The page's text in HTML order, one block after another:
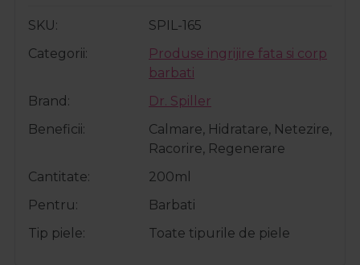
SKU
SPIL-165
Categorii
Produse ingrijire fata si corp
barbati
Brand
Dr. Spiller
Beneficii
Calmare, Hidratare, Netezire,
Racorire, Regenerare
Cantitate
200ml
Pentru
Barbati
Tip piele
Toate tipurile de piele